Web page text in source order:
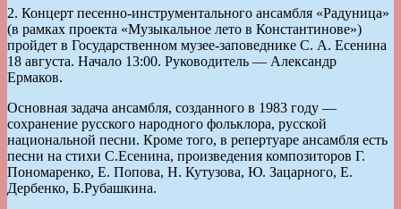
2. Концерт песенно-инструментального ансамбля «Радуница»
(в рамках проекта «Музыкальное лето в Константинове»)
пройдет в Государственном музее-заповеднике С. А. Есенина
18 августа. Начало 13:00. Руководитель — Александр
Ермаков.
Основная задача ансамбля, созданного в 1983 году —
сохранение русского народного фольклора, русской
национальной песни. Кроме того, в репертуаре ансамбля есть
песни на стихи С.Есенина, произведения композиторов Г.
Пономаренко, Е. Попова, Н. Кутузова, Ю. Зацарного, Е.
Дербенко, Б.Рубашкина.